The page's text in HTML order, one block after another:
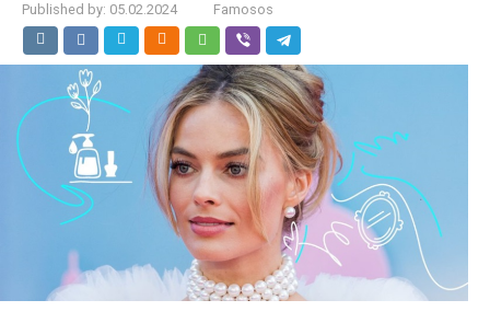
Published by: 05.02.2024 Famosos